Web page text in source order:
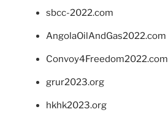
sbcc-2022.com
AngolaOilAndGas2022.com
Convoy4Freedom2022.com
grur2023.org
hkhk2023.org